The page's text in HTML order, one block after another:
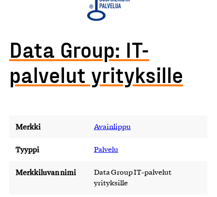
Data Group: IT-
palvelut yrityksille
Merkki Avainlippu
Tyyppi Palvelu
Merkkiluvan nimi
Data Group IT-palvelut
yrityksille